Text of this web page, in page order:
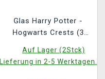
Glas Harry Potter -
Hogwarts Crests (3
Auf Lager (2Stck)
Lieferung in 2-5 Werktagen.